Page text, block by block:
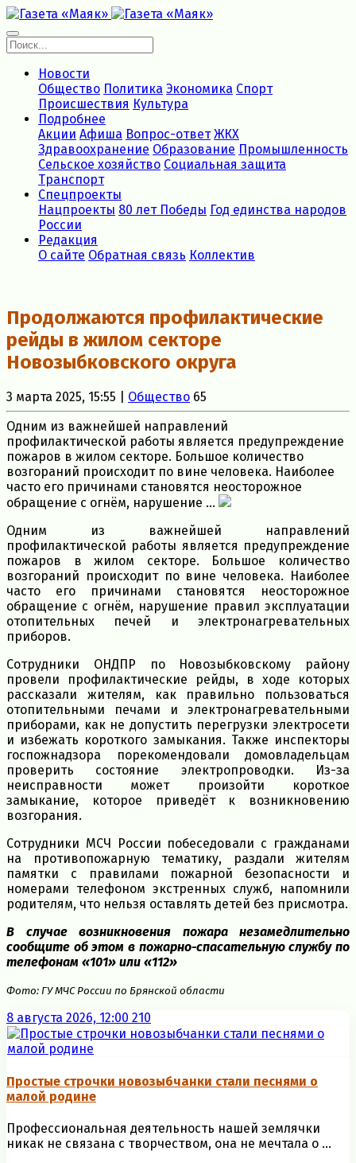
Новости
Общество Политика Экономика Спорт
Происшествия Культура
Подробнее
Акции Афиша Вопрос-ответ ЖКХ
Здравоохранение Образование Промышленность
Сельское хозяйство Социальная защита
Транспорт
Спецпроекты
Нацпроекты 80 лет Победы Год единства народов
России
Редакция
О сайте Обратная связь Коллектив
Продолжаются профилактические
рейды в жилом секторе
Новозыбковского округа
3 марта 2025, 15:55 | Общество 65
Одним из важнейшей направлений
профилактической работы является предупреждение
пожаров в жилом секторе. Большое количество
возгораний происходит по вине человека. Наиболее
часто его причинами становятся неосторожное
обращение с огнём, нарушение ...
Одним из важнейшей направлений
профилактической работы является предупреждение
пожаров в жилом секторе. Большое количество
возгораний происходит по вине человека. Наиболее
часто его причинами становятся неосторожное
обращение с огнём, нарушение правил эксплуатации
отопительных печей и электронагревательных
приборов.
Сотрудники ОНДПР по Новозыбковскому району
провели профилактические рейды, в ходе которых
рассказали жителям, как правильно пользоваться
отопительными печами и электронагревательными
приборами, как не допустить перегрузки электросети
и избежать короткого замыкания. Также инспекторы
госпожнадзора порекомендовали домовладельцам
проверить состояние электропроводки. Из-за
неисправности может произойти короткое
замыкание, которое приведёт к возникновению
возгорания.
Сотрудники МСЧ России побеседовали с гражданами
на противопожарную тематику, раздали жителям
памятки с правилами пожарной безопасности и
номерами телефоном экстренных служб, напомнили
родителям, что нельзя оставлять детей без присмотра.
В случае возникновения пожара незамедлительно
сообщите об этом в пожарно-спасательную службу по
телефонам «101» или «112»
Фото: ГУ МЧС России по Брянской области
8 августа 2026, 12:00 210
Простые строчки новозыбчанки стали песнями о
малой родине
Профессиональная деятельность нашей землячки
никак не связана с творчеством, она не мечтала о ...